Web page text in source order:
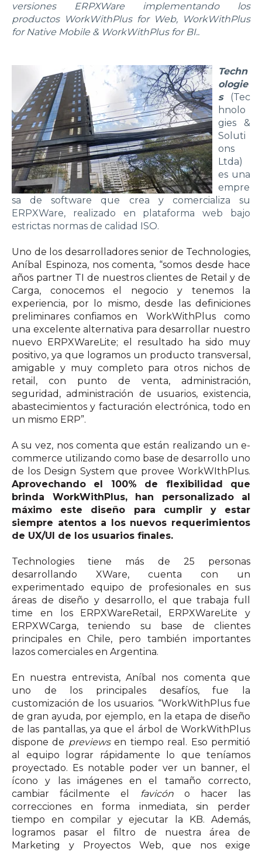
versiones ERPXWare implementando los
productos WorkWithPlus for Web, WorkWithPlus
for Native Mobile & WorkWithPlus for BI..
Techn
ologie
s(Tec
hnolo
gies &
Soluti
ons
Ltda)
es una
empre
sa de software que crea y comercializa su
ERPXWare, realizado en plataforma web bajo
estrictas normas de calidad ISO.
Uno de los desarrolladores senior de Technologies,
Aníbal Espinoza, nos comenta, “somos desde hace
años partner TI de nuestros clientes de Retail y de
Carga, conocemos el negocio y tenemos la
experiencia, por lo mismo, desde las definiciones
preliminares confiamos en WorkWithPlus como
una excelente alternativa para desarrollar nuestro
nuevo ERPXWareLite; el resultado ha sido muy
positivo, ya que logramos un producto transversal,
amigable y muy completo para otros nichos de
retail, con punto de venta, administración,
seguridad, administración de usuarios, existencia,
abastecimientos y facturación electrónica, todo en
un mismo ERP”.
A su vez, nos comenta que están realizando un e-
commerce utilizando como base de desarrollo uno
de los Design System que provee WorkWIthPlus.
Aprovechando el 100% de flexibilidad que
brinda WorkWithPlus, han personalizado al
máximo este diseño para cumplir y estar
siempre atentos a los nuevos requerimientos
de UX/UI de los usuarios finales.
Technologies tiene más de 25 personas
desarrollando XWare, cuenta con un
experimentado equipo de profesionales en sus
áreas de diseño y desarrollo, el que trabaja full
time en los ERPXWareRetail, ERPXWareLite y
ERPXWCarga, teniendo su base de clientes
principales en Chile, pero también importantes
lazos comerciales en Argentina.
En nuestra entrevista, Aníbal nos comenta que
uno de los principales desafíos, fue la
customización de los usuarios. “WorkWithPlus fue
de gran ayuda, por ejemplo, en la etapa de diseño
de las pantallas, ya que el árbol de WorkWithPlus
dispone de previewsen tiempo real. Eso permitió
al equipo lograr rápidamente lo que teníamos
proyectado. Es notable poder ver un banner, el
ícono y las imágenes en el tamaño correcto,
cambiar fácilmente el
favicóno hacer las
correcciones en forma inmediata, sin perder
tiempo en compilar y ejecutar la KB. Además,
logramos pasar el filtro de nuestra área de
Marketing y Proyectos Web, que nos exige